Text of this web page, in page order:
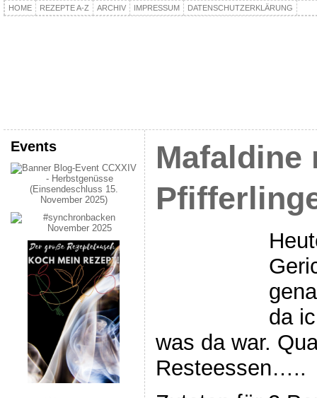
HOME REZEPTE A-Z ARCHIV IMPRESSUM DATENSCHUTZERKLÄRUNG
Events
Mafaldine
da
was da war.
Resteessen…..